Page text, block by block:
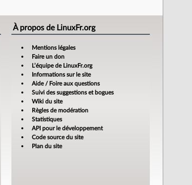
À propos de LinuxFr.org
Mentions légales
Faire un don
L’équipe de LinuxFr.org
Informations sur le site
Aide / Foire aux questions
Suivi des suggestions et bogues
Wiki du site
Règles de modération
Statistiques
API pour le développement
Code source du site
Plan du site